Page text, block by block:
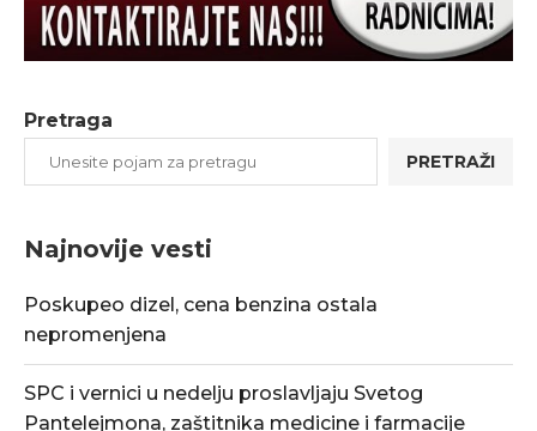
Pretraga
PRETRAŽI
Najnovije vesti
Poskupeo dizel, cena benzina ostala
nepromenjena
SPC i vernici u nedelju proslavljaju Svetog
Pantelejmona, zaštitnika medicine i farmacije